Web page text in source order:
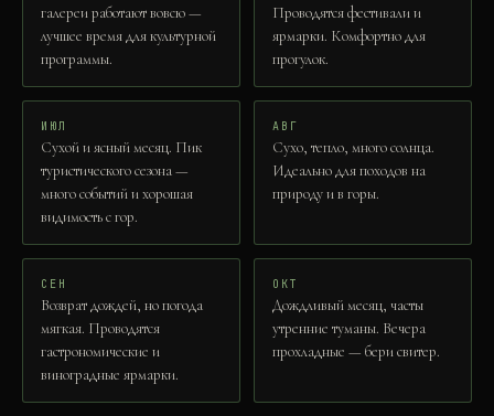
галереи работают вовсю —
лучшее время для культурной
программы.
Проводятся фестивали и
ярмарки. Комфортно для
прогулок.
ИЮЛ
Сухой и ясный месяц. Пик
туристического сезона —
много событий и хорошая
видимость с гор.
АВГ
Сухо, тепло, много солнца.
Идеально для походов на
природу и в горы.
СЕН
Возврат дождей, но погода
мягкая. Проводятся
гастрономические и
виноградные ярмарки.
ОКТ
Дождливый месяц, часты
утренние туманы. Вечера
прохладные — бери свитер.